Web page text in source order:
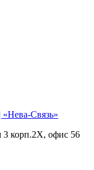
3 корп.2X, офис 56